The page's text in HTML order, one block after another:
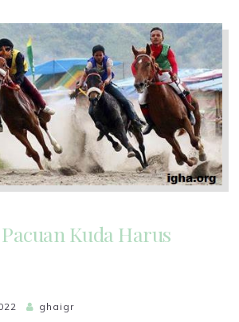
Kuda Harus
ghaigr